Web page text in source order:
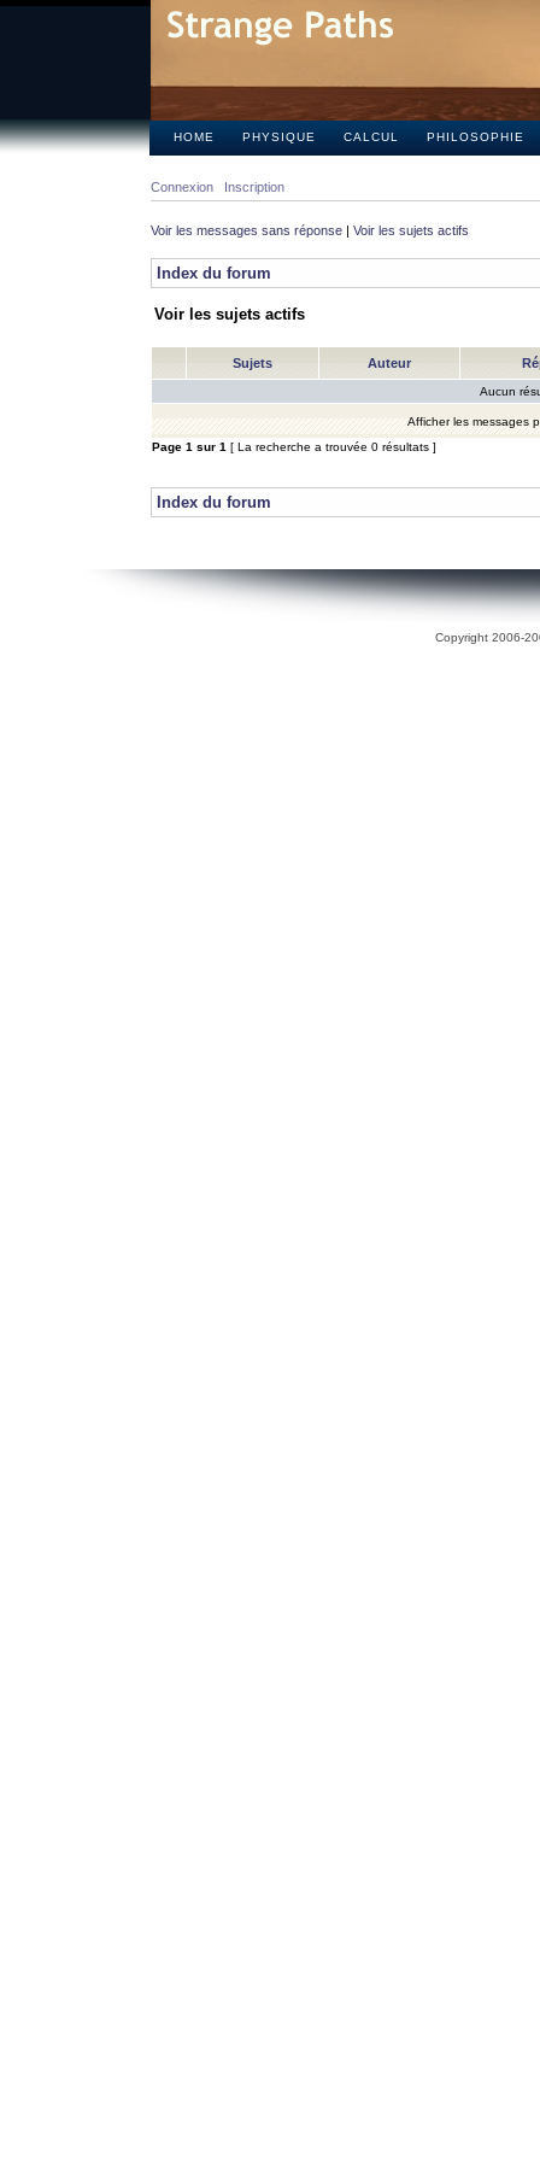
HOME PHYSIQUE CALCUL PHILOSOPHIE
Connexion Inscription
Voir les messages sans réponse | Voir les sujets actifs
Index du forum
Voir les sujets actifs
Sujets Auteur
Aucun
Afficher les messages
Page 1 sur 1 [ La recherche a trouvée 0 résultats ]
Index du forum
Copyright 2006-